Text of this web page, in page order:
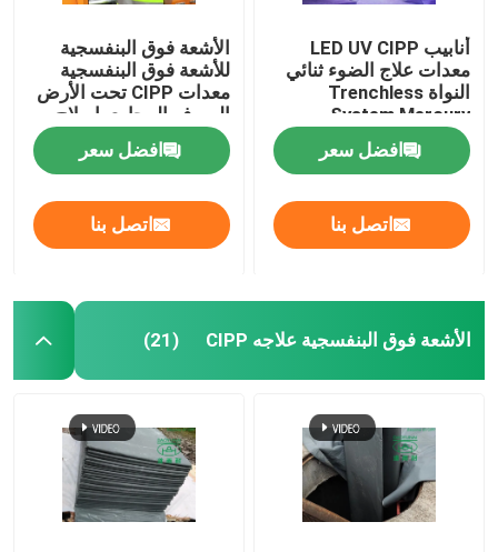
أنابيب LED UV CIPP
معدات علاج الضوء ثنائي
النواة Trenchless
System Mercury
Technology
افضل سعر
اتصل بنا
الأشعة فوق البنفسجية
للأشعة فوق البنفسجية
معدات CIPP تحت الأرض
الصرف المجاري إصلاح
خط أنابيب الصرف
افضل سعر
اتصل بنا
الأشعة فوق البنفسجية علاجه CIPP (21)